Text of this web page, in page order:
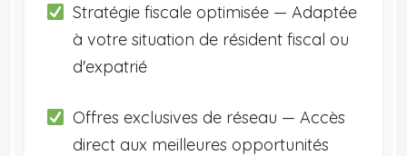
Stratégie fiscale optimisée — Adaptée
à votre situation de résident fiscal ou
d'expatrié
Offres exclusives de réseau — Accès
direct aux meilleures opportunités